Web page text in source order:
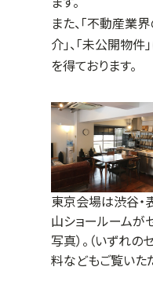
また、「不動産業
介」、「未公開物
を得ております。
東京会場は渋谷・
山ショールームが
写真）。（いずれ
料などもご覧いた